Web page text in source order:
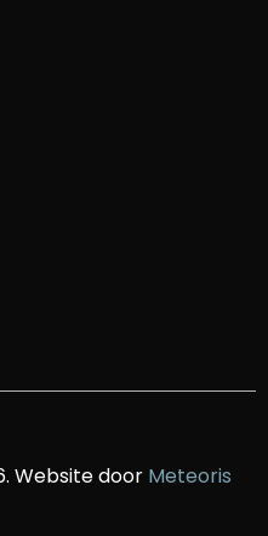
Website door Meteoris